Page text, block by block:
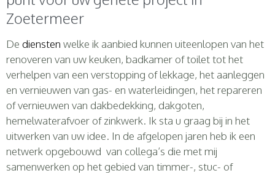
Zoetermeer
De diensten welke ik aanbied kunnen uiteenlopen van het
renoveren van uw keuken, badkamer of toilet tot het
verhelpen van een verstopping of lekkage, het aanleggen
en vernieuwen van gas- en waterleidingen, het repareren
of vernieuwen van dakbedekking, dakgoten,
hemelwaterafvoer of zinkwerk. Ik sta u graag bij in het
uitwerken van uw idee. In de afgelopen jaren heb ik een
netwerk opgebouwd van collega’s die met mij
samenwerken op het gebied van timmer-, stuc- of